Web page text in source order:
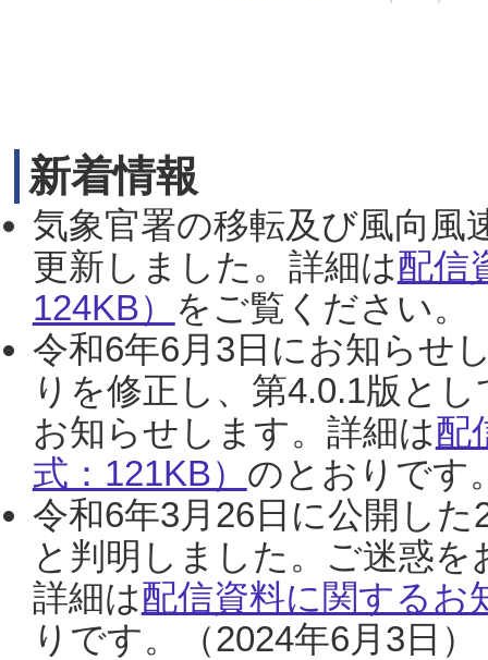
新着情報
気象官署の移転及び風向風
更新しました。詳細は配信
124KB） をご覧ください。
令和6年6月3日にお知らせ
りを修正し、第4.0.1版と
お知らせします。詳細は配
式：121KB） のとおりです
令和6年3月26日に公開し
と判明しました。ご迷惑
詳細は配信資料に関するお
りです。（2024年6月3日）